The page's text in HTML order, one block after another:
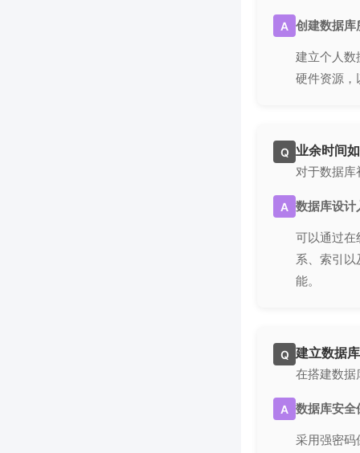
A 创建数据库
建立个人
硬件资源，
Q 业余时间
对于数据库
A 数据库设计
可以通过在
系、索引
能。
Q 建立数据
在搭建数据
A 数据库安全
采用强密码